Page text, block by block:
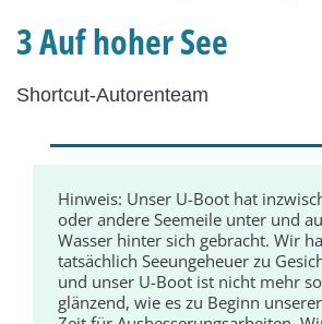
3 Auf hoher See
Shortcut-Autorenteam
Hinweis: Unser U-Boot hat
oder andere Seemeile unter und
Wasser hinter sich gebracht. Wir
tatsächlich Seeungeheuer zu
und unser U-Boot ist nicht mehr
glänzend, wie es zu Beginn